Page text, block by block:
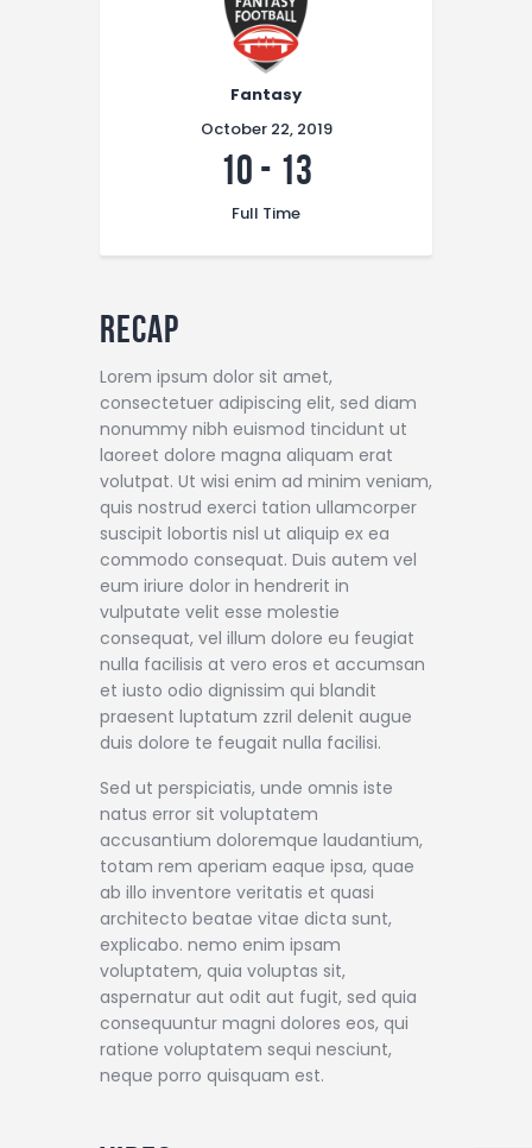
Fantasy
October 22, 2019
10 - 13
Full Time
Recap
Lorem ipsum dolor sit amet,
consectetuer adipiscing elit, sed diam
nonummy nibh euismod tincidunt ut
laoreet dolore magna aliquam erat
volutpat. Ut wisi enim ad minim veniam,
quis nostrud exerci tation ullamcorper
suscipit lobortis nisl ut aliquip ex ea
commodo consequat. Duis autem vel
eum iriure dolor in hendrerit in
vulputate velit esse molestie
consequat, vel illum dolore eu feugiat
nulla facilisis at vero eros et accumsan
et iusto odio dignissim qui blandit
praesent luptatum zzril delenit augue
duis dolore te feugait nulla facilisi.
Sed ut perspiciatis, unde omnis iste
natus error sit voluptatem
accusantium doloremque laudantium,
totam rem aperiam eaque ipsa, quae
ab illo inventore veritatis et quasi
architecto beatae vitae dicta sunt,
explicabo. nemo enim ipsam
voluptatem, quia voluptas sit,
aspernatur aut odit aut fugit, sed quia
consequuntur magni dolores eos, qui
ratione voluptatem sequi nesciunt,
neque porro quisquam est.